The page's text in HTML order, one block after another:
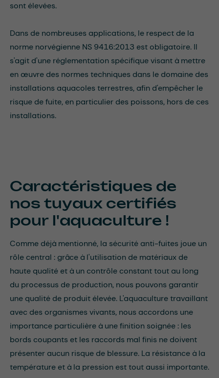
sont élevées.
Dans de nombreuses applications, le respect de la
norme norvégienne NS 9416:2013 est obligatoire. Il
s'agit d'une réglementation spécifique visant à mettre
en œuvre des normes techniques dans le domaine des
installations aquacoles terrestres, afin d'empêcher le
risque de fuite, en particulier des poissons, hors de ces
installations.
Caractéristiques de
nos tuyaux certifiés
pour l'aquaculture !
Comme déjà mentionné, la sécurité anti-fuites joue un
rôle central : grâce à l'utilisation de matériaux de
haute qualité et à un contrôle constant tout au long
du processus de production, nous pouvons garantir
une qualité de produit élevée. L'aquaculture travaillant
avec des organismes vivants, nous accordons une
importance particulière à une finition soignée : les
bords coupants et les raccords mal finis ne doivent
présenter aucun risque de blessure. La résistance à la
température et à la pression est tout aussi importante.